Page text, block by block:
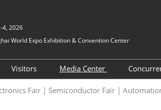
4, 2026
World Expo Exhibition & Convention Center
Visitors
Pre-registration
Media Center
Press Releases
Fair | Semiconductor Fair |